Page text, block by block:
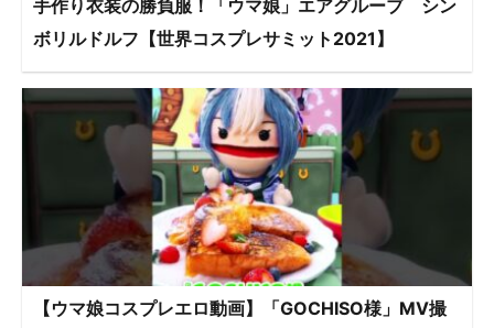
手作り衣装の勝負服！「ウマ娘」エアグルーブ シン
ボリルドルフ【世界コスプレサミット2021】
【ウマ娘コスプレエロ動画】「GOCHISO様」MV撮